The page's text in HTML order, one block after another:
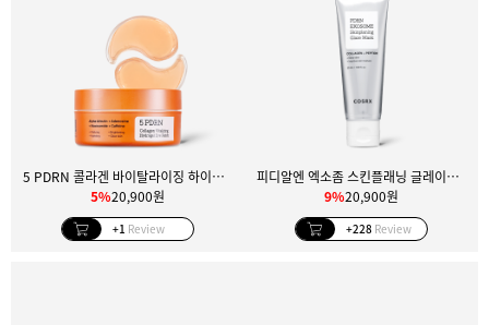
5 PDRN 콜라겐 바이탈라이징 하이드로겔 아이 패치
5%20,900원
+1 Review
피디알엔 엑소좀 스킨플래닝 글레이즈 마스크
9%20,900원
+228 Review